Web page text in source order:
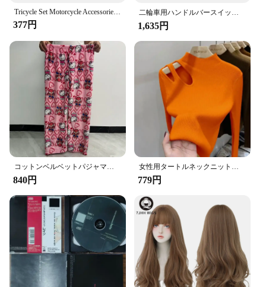
Tricycle Set Motorcycle Accessories Universal Rear Brake Light Switch Foot Brake Switch Spring Kit for Kawasaki Suzuki Honda
377円
二輪車用ハンドルバースイッチ,22mm,防水,高/ロービーム,点滅,ボタン
1,635円
コットンベルベットパジャマセット,スパイダーマンユニセックス,ゆったりとしたロングパンツ,快適なフィット感,睡眠に最適,家庭用カジュアルウェア
840円
女性用タートルネックニットセーター,リブ編みセーター,ベーシックトップ,ソフト,ウォーム,秋冬
779円